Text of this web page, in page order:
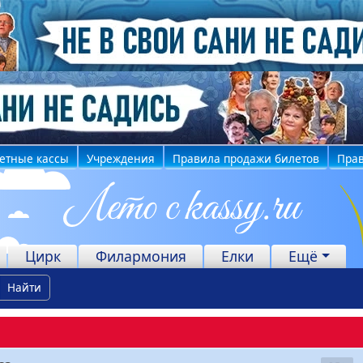
кассы Учреждения Правила продажи билетов
Цирк Филармония Елки Ещё
Найти